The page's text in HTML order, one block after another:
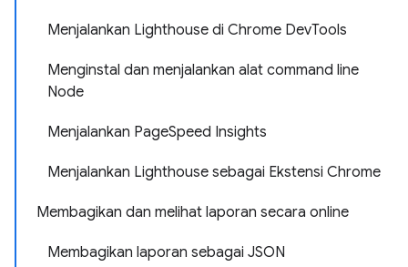
Menjalankan Lighthouse di Chrome DevTools
Menginstal dan menjalankan alat command line
Node
Menjalankan PageSpeed Insights
Menjalankan Lighthouse sebagai Ekstensi Chrome
Membagikan dan melihat laporan secara online
Membagikan laporan sebagai JSON